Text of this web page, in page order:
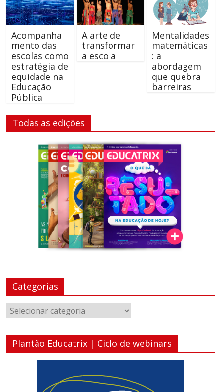
Acompanha
mento das
escolas como
estratégia de
equidade na
Educação
Pública
A arte de
transformar
a escola
Mentalidades
matemáticas
: a
abordagem
que quebra
barreiras
Todas as edições
Categorias
Categorias
Plantão Educatrix | Ciclo de webinars